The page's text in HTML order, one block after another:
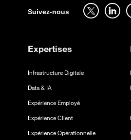
Suivez-nous
Suivez-nous sur
Suivez-
Expertises
Infrastructure Digitale
Data & IA
Expérience Employé
Expérience Client
Expérience Opérationnelle